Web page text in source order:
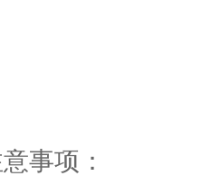
事项：